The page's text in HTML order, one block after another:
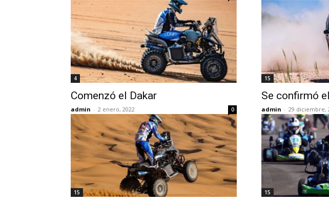
4
Comenzó el Dakar
admin - 2 enero, 2022 0
15
Se confirmó
admin - 29 diciembre,
15 15